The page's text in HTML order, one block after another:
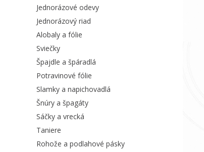
Jednorázové odevy
Jednorázový riad
Alobaly a fólie
Sviečky
Špajdle a špáradlá
Potravinové fólie
Slamky a napichovadlá
Šnúry a špagáty
Sáčky a vrecká
Taniere
Rohože a podlahové pásky